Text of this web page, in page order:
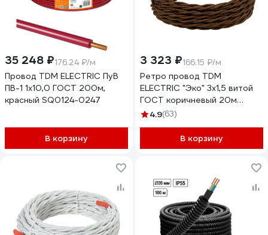
35 248 ₽176.24 ₽/м
Провод TDM ELECTRIC ПуВ
ПВ-1 1х10,0 ГОСТ 200м,
красный SQ0124-0247
В корзину
3 323 ₽166.15 ₽/м
Ретро провод TDM
ELECTRIC "Эко" 3x1,5 витой
ГОСТ коричневый 20м
SQ2801-0223
4.9(63)
В корзину